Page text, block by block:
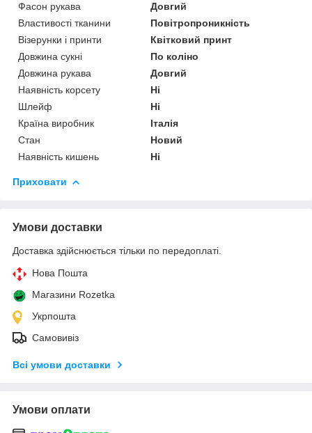
Фасон рукава
Довгий
Властивості тканини
Повітропроникність
Візерунки і принти
Квітковий принт
Довжина сукні
По коліно
Довжина рукава
Довгий
Наявність корсету
Ні
Шлейф
Ні
Країна виробник
Італія
Стан
Новий
Наявність кишень
Ні
Приховати
Умови доставки
Доставка здійснюється тільки по передоплаті.
Нова Пошта
Магазини Rozetka
Укрпошта
Самовивіз
Всі умови доставки
Умови оплати